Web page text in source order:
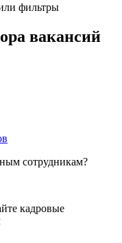
фильтры
вакансий
сотрудникам?
кадровые